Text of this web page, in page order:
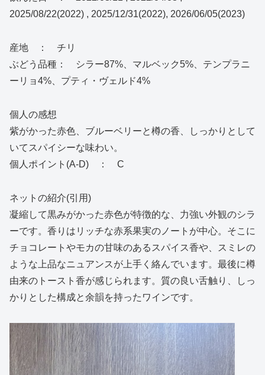
2025/08/22(2022) , 2025/12/31(2022), 2026/06/05(2023)
産地 ： チリ
ぶどう品種： シラー87%、マルベック5%、テンプラニ
ーリョ4%、プティ・ヴェルド4%
個人の感想
紫がかった赤色、ブルーベリーと樽の香、しっかりとして
いてスパイシーな味わい。
個人ポイント(A-D) ： C
ネットの紹介(引用)
凝縮して黒みがかった赤色が特徴的な、力強い外観のシラ
ーです。香りはリッチな赤系果実のノートが中心。そこに
チョコレートやモカの甘味のあるスパイス香や、スミレの
ような上品なニュアンスが上手く絡んでいます。最後に樽
由来のトースト香が感じられます。質の良い舌触り、しっ
かりとした構成と余韻を持ったワインです。